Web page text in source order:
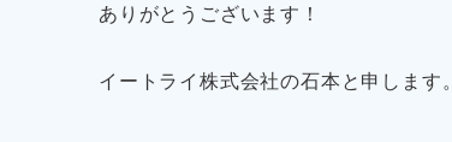
ありがとうございます！
イートライ株式会社の石本と申します。